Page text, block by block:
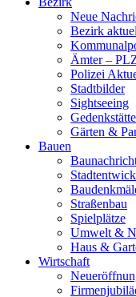
Neue
Bezirk
Ämter –
Polizei
Stadtbilder
Sightseeing
Gärten &
Bauen
Straßenbau
Spielplätze
Umwelt &
Haus &
Wirtschaft